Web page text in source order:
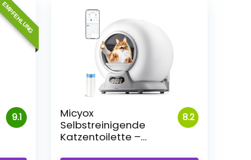
EMPFEHLUNG
9.1 8.2
Micyox
Selbstreinigende
Katzentoilette –